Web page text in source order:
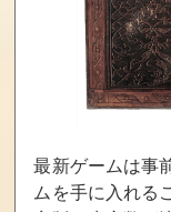
ザ・キング・オ
ブ・ファイター
買取価格
サムライスピ
最新ゲームは事
ムを手に入れる